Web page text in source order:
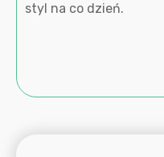
styl na co dzień.